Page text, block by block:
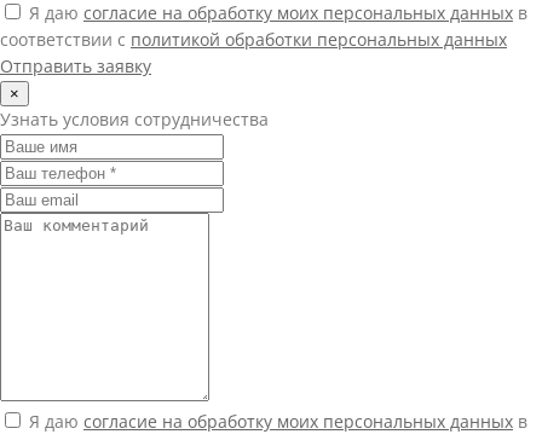
Я даю согласие на обработку моих персональных данных в
соответствии с политикой обработки персональных данных
Отправить заявку
×
Узнать условия сотрудничества
Я даю согласие на обработку моих персональных данных в